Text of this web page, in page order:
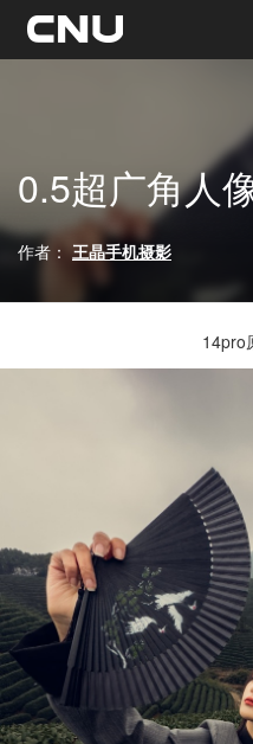
0.5超广角人
作者：王晶手机摄影
14pro